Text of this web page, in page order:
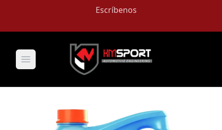
Escríbenos
Open main menu